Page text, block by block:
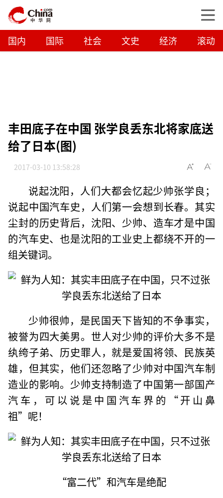
国内 国际 社会 文史 经济 滚动
丰田底子在中国 张学良丢东北将家底送
给了日本(图)
2017-03-10 13:58:28
说起沈阳，人们大都会忆起少帅张学良；
说起中国汽车史，人们第一会想到长春。其实
尘封的历史背后，沈阳、少帅、造车才是中国
的汽车史、也是沈阳的工业史上都绕不开的一
组关键词。
少帅很帅，是民国天下皆知的不争事实，
被誉为四大美男。世人对少帅的评价大多不是
纨绔子弟、历史罪人，就是爱国将领、民族英
雄，但其实，他们还忽略了少帅对中国汽车制
造业的影响。少帅支持制造了中国第一部国产
汽车，可以说是中国汽车界的“开山鼻
祖”呢！
“富二代”和汽车是绝配